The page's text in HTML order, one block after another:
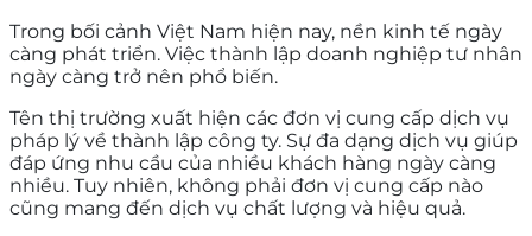
Trong bối cảnh Việt Nam hiện nay, nền kinh tế ngày
càng phát triển. Việc thành lập doanh nghiệp tư nhân
ngày càng trở nên phổ biến.
Tên thị trường xuất hiện các đơn vị cung cấp dịch vụ
pháp lý về thành lập công ty. Sự đa dạng dịch vụ giúp
đáp ứng nhu cầu của nhiều khách hàng ngày càng
nhiều. Tuy nhiên, không phải đơn vị cung cấp nào
cũng mang đến dịch vụ chất lượng và hiệu quả.